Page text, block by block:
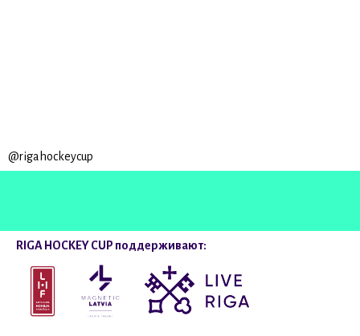
@rigahockeycup
RIGA HOCKEY CUP поддерживают: